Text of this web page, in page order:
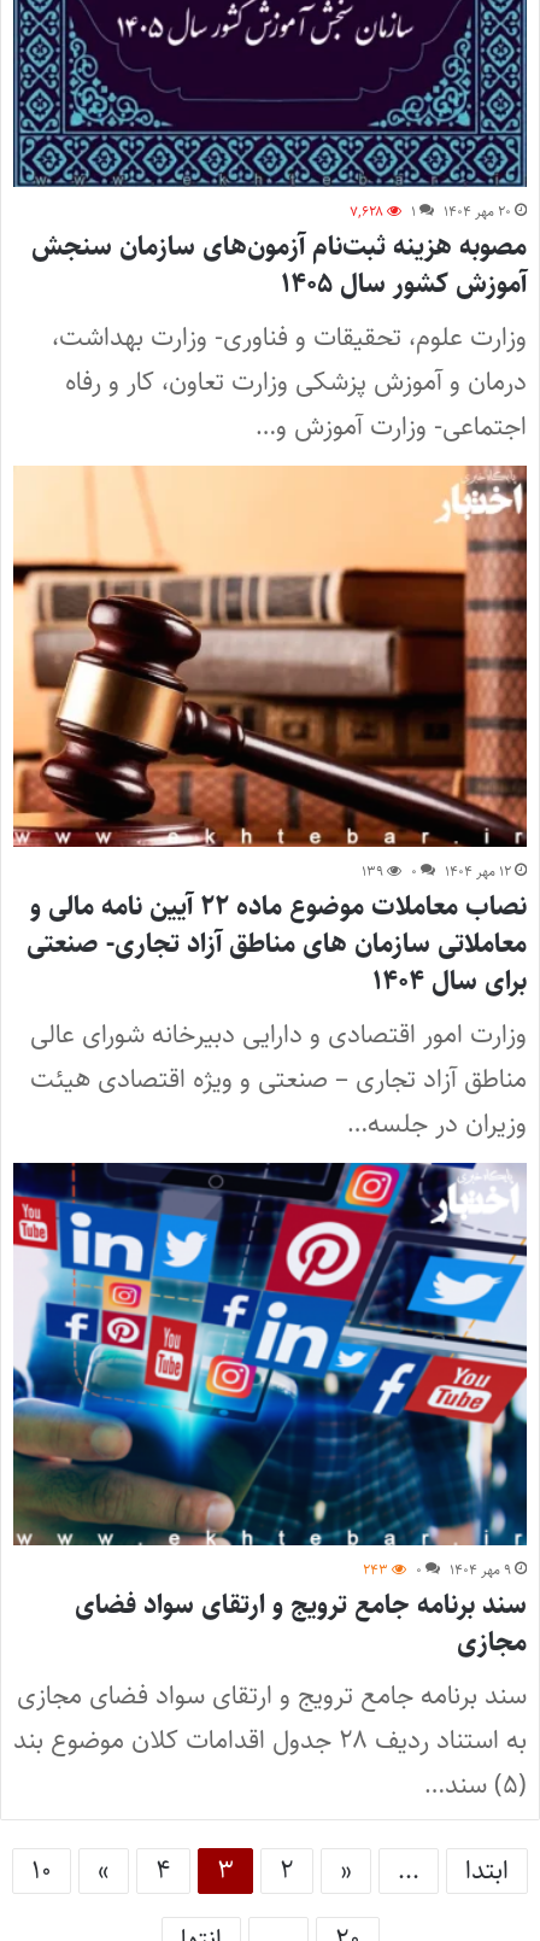
۲۰ مهر ۱۴۰۴ ۱ ۷,۶۲۸
مصوبه هزینه ثبت‌نام آزمون‌های سازمان سنجش
آموزش کشور سال ۱۴۰۵
وزارت علوم، تحقیقات و فناوری- وزارت بهداشت،
درمان و آموزش پزشکی وزارت تعاون، کار و رفاه
اجتماعی- وزارت آموزش و…
۱۲ مهر ۱۴۰۴ ۰ ۱۳۹
نصاب معاملات موضوع ماده ۲۲ آیین نامه مالی و
معاملاتی سازمان های مناطق آزاد تجاری- صنعتی
برای سال ۱۴۰۴
وزارت امور اقتصادی و دارایی دبیرخانه شورای عالی
مناطق آزاد تجاری – صنعتی و ویژه اقتصادی هیئت
وزیران در جلسه…
۹ مهر ۱۴۰۴ ۰ ۲۴۳
سند برنامه جامع ترویج و ارتقای سواد فضای
مجازی
سند برنامه جامع ترویج و ارتقای سواد فضای مجازی
به استناد ردیف ۲۸ جدول اقدامات کلان موضوع بند
(۵) سند…
ابتدا ...
« ۲ ۳ ۴ »
۱۰